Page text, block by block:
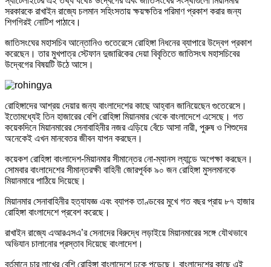
সরকারকে রাখাইন রাজ্যে চলমান সহিংসতায় ক্ষয়ক্ষতির পরিমাণ প্রকাশ করার জন্য
শিগগিরই নোটিশ পাঠাবে।
জাতিসংঘের মহাসচিব আন্তোনিও গুতেরেসে রোহিঙ্গা নিধনের ব্যাপারে উদ্বেগ প্রকাশ
করেছেন। তার মুখপাত্র স্টেফান দুজারিকের দেয়া বিবৃতিতে জাতিসংঘ মহাসচিবের
উদ্বেগের বিষয়টি উঠে আসে।
রোহিঙ্গাদের আশ্রয় দেয়ার জন্য বাংলাদেশের কাছে আহ্বান জানিয়েছেন গুতেরেসে।
ইতোমধ্যেই তিন হাজারের বেশি রোহিঙ্গা মিয়ানমার থেকে বাংলাদেশে এসেছে। গত
কয়েকদিনে মিয়ানমারের সেনাবাহিনীর নজর এড়িয়ে বেঁচে আসা নারী, পুরুষ ও শিশুদের
অনেকেই এখন মানবেতর জীবন যাপন করছেন।
কয়েকশ রোহিঙ্গা বাংলাদেশ-মিয়ানমার সীমান্তের নো-ম্যানস ল্যান্ডে অপেক্ষা করছেন।
সোমবার বাংলাদেশের সীমান্তরক্ষী বাহিনী জোরপূর্বক ৯০ জন রোহিঙ্গা মুসলমানকে
মিয়ানমারে পাঠিয়ে দিয়েছে।
মিয়ানমার সেনাবাহিনীর হত্যাযজ্ঞ এবং ব্যাপক তাণ্ডবের মুখে গত বছর প্রায় ৮৭ হাজার
রোহিঙ্গা বাংলাদেশে প্রবেশ করেছে।
রাখাইন রাজ্যে এআরএসএ’র সেনাদের বিরুদ্ধে লড়াইয়ে মিয়ানমারের সঙ্গে যৌথভাবে
অভিযান চালানোর প্রস্তাব দিয়েছে বাংলাদেশ।
বর্তমানে চার লাখের বেশি রোহিঙ্গা বাংলাদেশে ঢুকে পড়েছে। বাংলাদেশের কাছে এই